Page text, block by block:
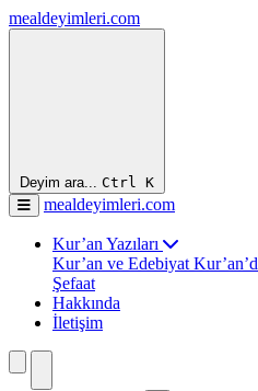
mealdeyimleri.com
Deyim ara... Ctrl K
mealdeyimleri.com
Kur’an Yazıları
Kur’an ve Edebiyat
Şefaat
Hakkında
İletişim